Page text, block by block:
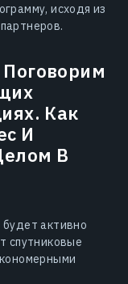
исходя из
Как
И
В
будет активно
спутниковые